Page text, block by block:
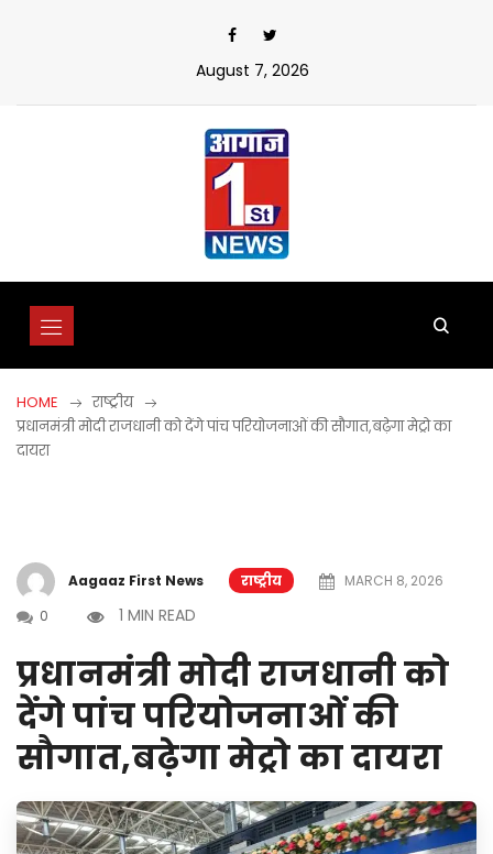
August 7, 2026
HOME
राष्ट्रीय
प्रधानमंत्री मोदी राजधानी को देंगे पांच परियोजनाओं की सौगात,बढ़ेगा मेट्रो का
दायरा
Aagaaz First News राष्ट्रीय
MARCH 8, 2026
0
1 MIN READ
प्रधानमंत्री मोदी राजधानी को
देंगे पांच परियोजनाओं की
सौगात,बढ़ेगा मेट्रो का दायरा